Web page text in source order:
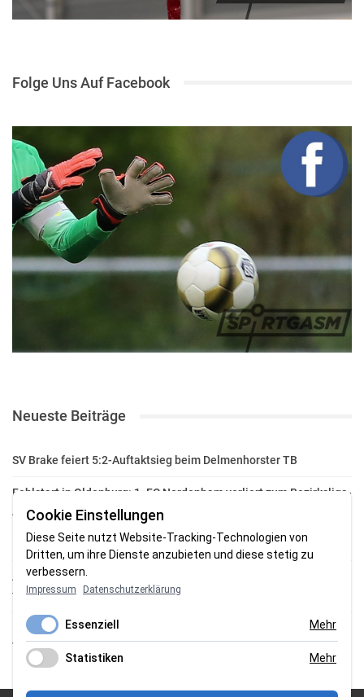
Folge Uns Auf Facebook
Neueste Beiträge
SV Brake feiert 5:2-Auftaktsieg beim Delmenhorster TB
Fehlstart in Oldenburg: 1. FC Nordenham verliert zum Bezirksliga-
Auftakt
Fußball in der Wesermarsch: Die Bilder vom Wochenende
Aufstieg geschafft: HSG-Unterweser-C-Jugend macht sich bereit
für die Oberliga
HSG Unterweser startet mit neuem Torwarttrainer in die
Vorbereitung
Cookie Einstellungen
Diese Seite nutzt Website-Tracking-Technologien von
Dritten, um ihre Dienste anzubieten und diese stetig zu
verbessern.
Impressum Datenschutzerklärung
Essenziell Mehr
Statistiken Mehr